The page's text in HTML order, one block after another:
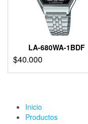
LA-680WA-1BDF
$40.000
Inicio
Productos